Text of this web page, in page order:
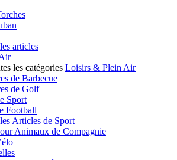
articles
les catégories Loisirs & Plein Air
de Barbecue
de Golf
Sport
Football
Articles de Sport
Animaux de Compagnie